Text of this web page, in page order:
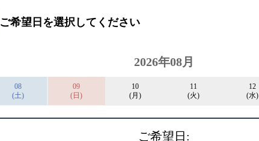
ご希望日を選択してください
2026年08月
08
(土)
09
(日)
10
(月)
11
(火)
12
(水)
ご希望日: